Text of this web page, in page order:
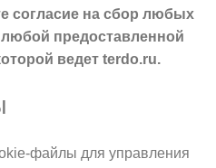
согласие на сбор любых
предоставленной
ведет terdo.ru.
файлы для управления